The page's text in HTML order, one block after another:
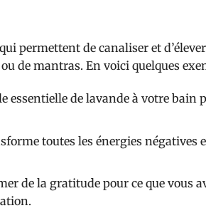
permettent de canaliser et
de mantras. En voici quelques
essentielle de lavande à votre bain
toutes les énergies négatives
de la gratitude pour ce que vous